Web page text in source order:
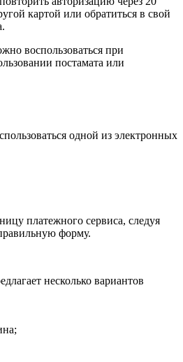
картой или обратиться в свой
воспользоваться при
постамата или
одной из электронных
платежного сервиса, следуя
форму.
несколько вариантов